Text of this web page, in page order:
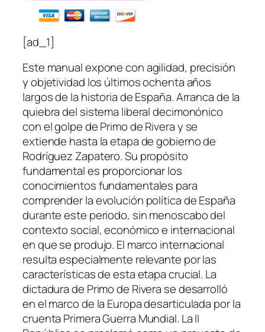
[ad_1]
Este manual expone con agilidad, precisión
y objetividad los últimos ochenta años
largos de la historia de España. Arranca de la
quiebra del sistema liberal decimonónico
con el golpe de Primo de Rivera y se
extiende hasta la etapa de gobierno de
Rodríguez Zapatero. Su propósito
fundamental es proporcionar los
conocimientos fundamentales para
comprender la evolución política de España
durante este periodo, sin menoscabo del
contexto social, económico e internacional
en que se produjo. El marco internacional
resulta especialmente relevante por las
características de esta etapa crucial. La
dictadura de Primo de Rivera se desarrolló
en el marco de la Europa desarticulada por la
cruenta Primera Guerra Mundial. La II